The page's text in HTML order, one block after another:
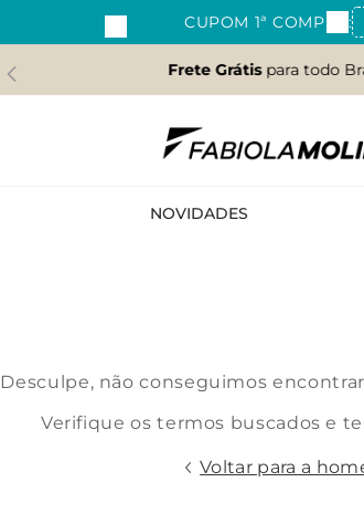
CUPOM 1ª COMPRA:
Frete Grátispara todo
NOVIDADES
Desculpe, não conseguimos
Verifique os termos buscados e
Voltar para a